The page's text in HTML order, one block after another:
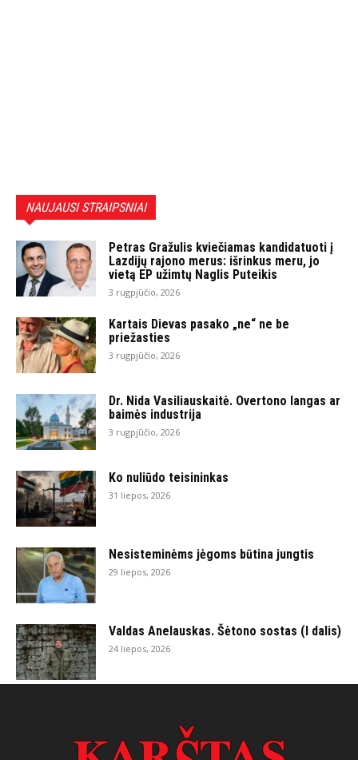
NAUJAUSI STRAIPSNIAI
Petras Gražulis kviečiamas kandidatuoti į
Lazdijų rajono merus: išrinkus meru, jo
vietą EP užimtų Naglis Puteikis
3 rugpjūčio, 2026
Kartais Dievas pasako „ne“ ne be
priežasties
3 rugpjūčio, 2026
Dr. Nida Vasiliauskaitė. Overtono langas ar
baimės industrija
3 rugpjūčio, 2026
Ko nuliūdo teisininkas
31 liepos, 2026
Nesisteminėms jėgoms būtina jungtis
29 liepos, 2026
Valdas Anelauskas. Šėtono sostas (I dalis)
24 liepos, 2026